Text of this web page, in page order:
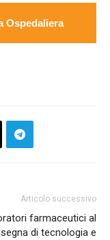
Ospedaliera
Articolo successivo
farmaceutici al
di tecnologia e